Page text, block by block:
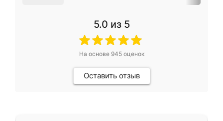
5.0 из 5
На основе 945оценок
Оставить отзыв